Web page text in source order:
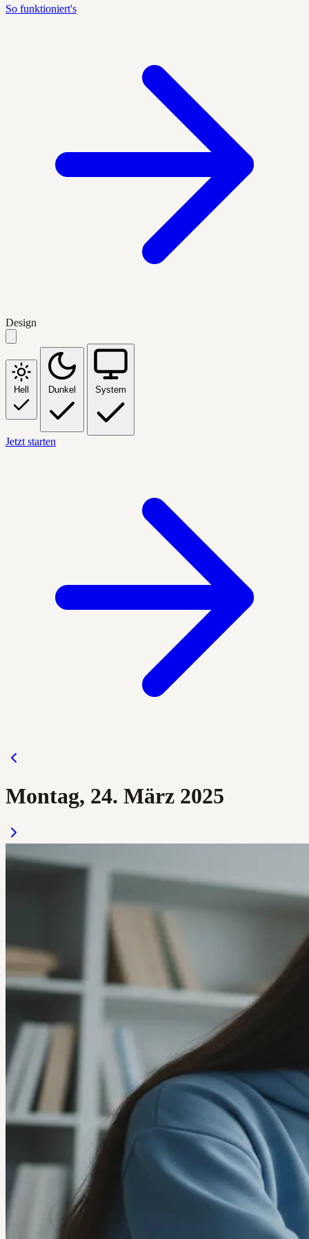
So funktioniert's
Design
Hell Dunkel System
Jetzt starten
Montag, 24. März 2025